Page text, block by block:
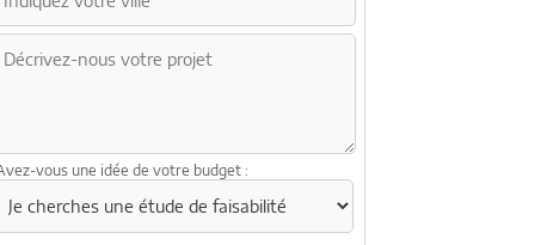
vous une idée de votre budget :